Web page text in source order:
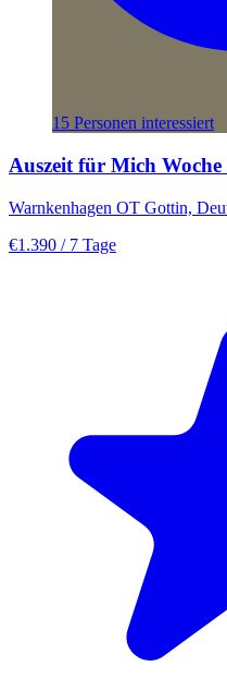
15 Personen interessiert
Auszeit für Mich
Warnkenhagen OT Gottin,
€1.390 / 7 Tage